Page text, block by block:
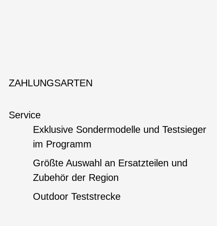
ZAHLUNGSARTEN
Service
Exklusive Sondermodelle und Testsieger
im Programm
Größte Auswahl an Ersatzteilen und
Zubehör der Region
Outdoor Teststrecke